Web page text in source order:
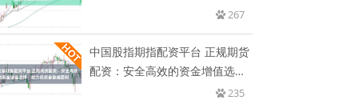
267
中国股指期指配资平台 正规期货
配资：安全高效的资金增值选
235